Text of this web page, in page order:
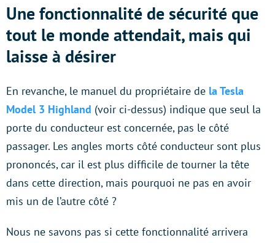
Une fonctionnalité de sécurité que
tout le monde attendait, mais qui
laisse à désirer
En revanche, le manuel du propriétaire de la Tesla
Model 3 Highland (voir ci-dessus) indique que seul la
porte du conducteur est concernée, pas le côté
passager. Les angles morts côté conducteur sont plus
prononcés, car il est plus difficile de tourner la tête
dans cette direction, mais pourquoi ne pas en avoir
mis un de l’autre côté ?
Nous ne savons pas si cette fonctionnalité arrivera